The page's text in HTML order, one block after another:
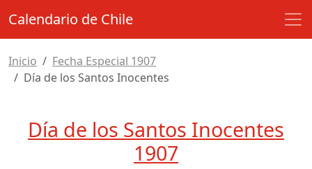
Calendario de Chile
Inicio
Fecha Especial 1907
Día de los Santos Inocentes
Día de los Santos Inocentes
1907